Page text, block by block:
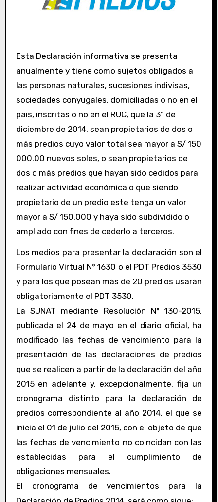
Esta Declaración informativa se presenta
anualmente y tiene como sujetos obligados a
las personas naturales, sucesiones indivisas,
sociedades conyugales, domiciliadas o no en el
país, inscritas o no en el RUC, que la 31 de
diciembre de 2014, sean propietarios de dos o
más predios cuyo valor total sea mayor a S/ 150
000.00 nuevos soles, o sean propietarios de
dos o más predios que hayan sido cedidos para
realizar actividad económica o que siendo
propietario de un predio este tenga un valor
mayor a S/ 150,000 y haya sido subdividido o
ampliado con fines de cederlo a terceros.
Los medios para presentar la declaración son el
Formulario Virtual N° 1630 o el PDT Predios 3530
y para los que posean más de 20 predios usarán
obligatoriamente el PDT 3530.
La SUNAT mediante Resolución N° 130-2015,
publicada el 24 de mayo en el diario oficial, ha
modificado las fechas de vencimiento para la
presentación de las declaraciones de predios
que se realicen a partir de la declaración del año
2015 en adelante y, excepcionalmente, fija un
cronograma distinto para la declaración de
predios correspondiente al año 2014, el que se
inicia el 01 de julio del 2015, con el objeto de que
las fechas de vencimiento no coincidan con las
establecidas para el cumplimiento de
obligaciones mensuales.
El cronograma de vencimientos para la